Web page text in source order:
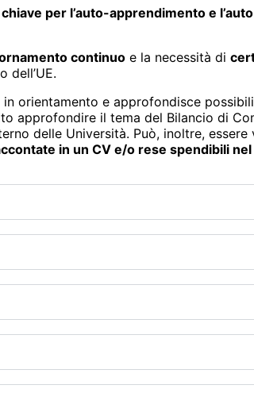
per l’auto-apprendimento e
continuo e la necessità di
dell’UE.
orientamento e approfondisce possibili
approfondire il tema del Bilancio di
delle Università. Può, inoltre,
in un CV e/o rese spendibili